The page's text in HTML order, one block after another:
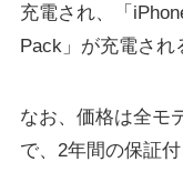
充電され、「
Pack」が充電され
なお、価格は全モ
で、2年間の保証